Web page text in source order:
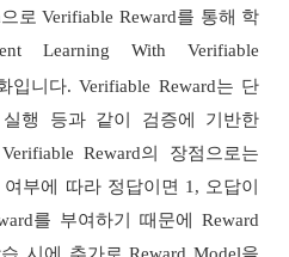
로 Verifiable Reward를 통해 학
Learning With Verifiable
입니다. Verifiable Reward는 단
행 등과 같이 검증에 기반한
Reward의 장점으로는
부에 따라 정답이면 1, 오답이
를 부여하기 때문에 Reward
시에 추가로 Reward Model을